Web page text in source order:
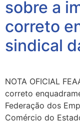
sobre a
correto
sindical
NOTA OFICIAL
correto
Federação dos
Comércio do